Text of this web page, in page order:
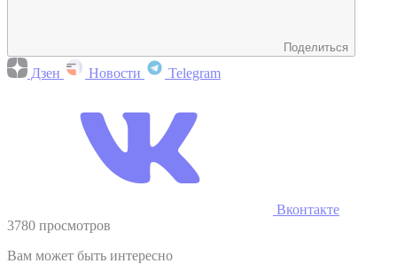
Поделиться
Дзен Новости Telegram
Вконтакте
3780 просмотров
Вам может быть интересно